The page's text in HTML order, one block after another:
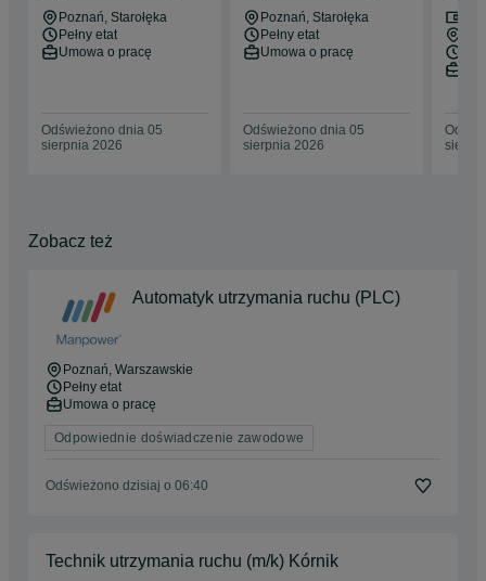
Poznań, Starołęka
Pełny etat
Umowa o pracę
Odświeżono dnia 05
sierpnia 2026
Poznań, Starołęka
Pełny etat
Umowa o pracę
Odświeżono dnia 05
sierpnia 2026
Zobacz też
Automatyk utrzymania ruchu (PLC)
Poznań, Warszawskie
Pełny etat
Umowa o pracę
Odpowiednie doświadczenie zawodowe
Odświeżono dzisiaj o 06:40
Technik utrzymania ruchu (m/k) Kórnik